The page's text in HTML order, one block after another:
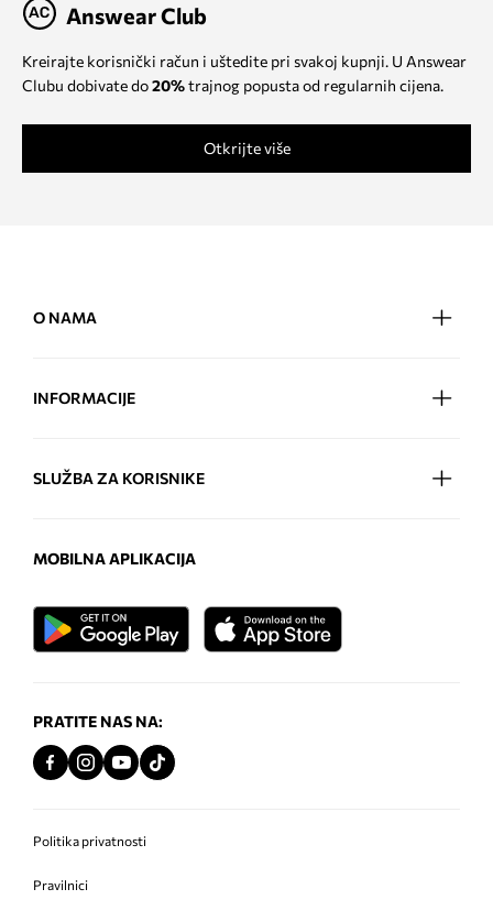
Answear Club
Kreirajte korisnički račun i uštedite pri svakoj kupnji. U Answear
Clubu dobivate do20%trajnog popusta od regularnih cijena.
Otkrijte više
O NAMA
INFORMACIJE
SLUŽBA ZA KORISNIKE
MOBILNA APLIKACIJA
PRATITE NAS NA:
Politika privatnosti
Pravilnici